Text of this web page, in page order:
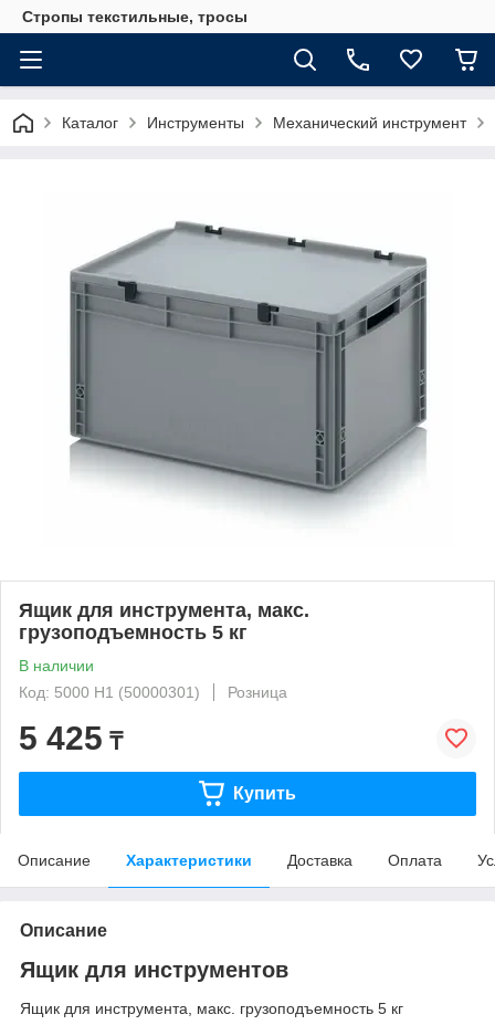
Стропы текстильные, тросы
Каталог Инструменты Механический инструмент
Ящик для инструмента, макс.
грузоподъемность 5 кг
В наличии
Код: 5000 H1 (50000301)
Розница
5 425 ₸
Купить
Описание Характеристики Доставка Оплата
Описание
Ящик для инструментов
Ящик для инструмента, макс. грузоподъемность 5 кг